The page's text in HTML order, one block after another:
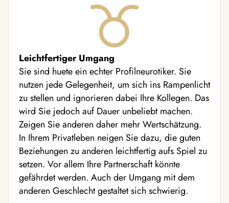
Leichtfertiger Umgang
Sie sind huete ein echter Profilneurotiker. Sie
nutzen jede Gelegenheit, um sich ins Rampenlicht
zu stellen und ignorieren dabei Ihre Kollegen. Das
wird Sie jedoch auf Dauer unbeliebt machen.
Zeigen Sie anderen daher mehr Wertschätzung.
In Ihrem Privatleben neigen Sie dazu, die guten
Beziehungen zu anderen leichtfertig aufs Spiel zu
setzen. Vor allem Ihre Partnerschaft könnte
gefährdet werden. Auch der Umgang mit dem
anderen Geschlecht gestaltet sich schwierig.